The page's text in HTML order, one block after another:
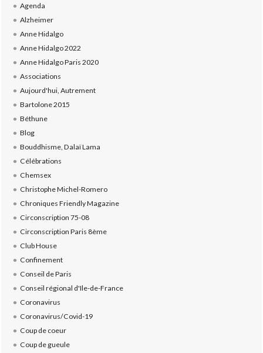
Agenda
Alzheimer
Anne Hidalgo
Anne Hidalgo 2022
Anne Hidalgo Paris 2020
Associations
Aujourd'hui, Autrement
Bartolone 2015
Béthune
Blog
Bouddhisme, Dalaï Lama
Célébrations
Chemsex
Christophe Michel-Romero
Chroniques Friendly Magazine
Circonscription 75-08
Circonscription Paris 8ème
Club House
Confinement
Conseil de Paris
Conseil régional d'Ile-de-France
Coronavirus
Coronavirus/Covid-19
Coup de coeur
Coup de gueule